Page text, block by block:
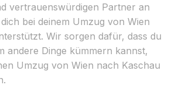
vertrauenswürdigen Partner an
bei deinem Umzug von Wien
Wir sorgen dafür, dass du
andere Dinge kümmern kannst,
Umzug von Wien nach Kaschau